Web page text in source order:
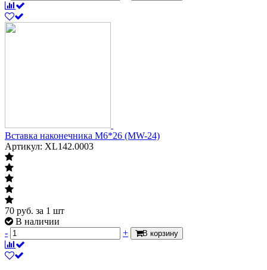
Вставка наконечника М6*26 (MW-24)
Артикул: XL142.0003
70 руб. за 1 шт
В наличии
-
+ В корзину